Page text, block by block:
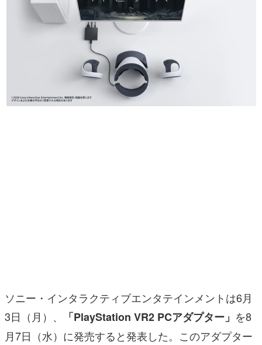
日本モバイルゲーム産業史
日本のモバイルゲーム史における主要なトピック・タイト
ルを網羅するほか、開発者へのインタビューや識者による
解説を掲載。約20年の歴史が一望できる決定版！
若ゲのいたり〜ゲームクリエイターの青春〜
『うつヌケ』『ペンと箸』等で知られるマンガ家・田中圭
一先生によるゲーム業界レポートマンガです。
なんでゲームは面白い？
アプリレビュー
その他
ソニー・インタラクティブエンタテインメントは6月
3日（月）、
「PlayStation VR2 PCアダプター」 を8
月7日（水）に発売すると発表した。このアダプター